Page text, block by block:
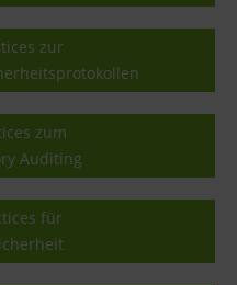
zur
zum
Auditing
für